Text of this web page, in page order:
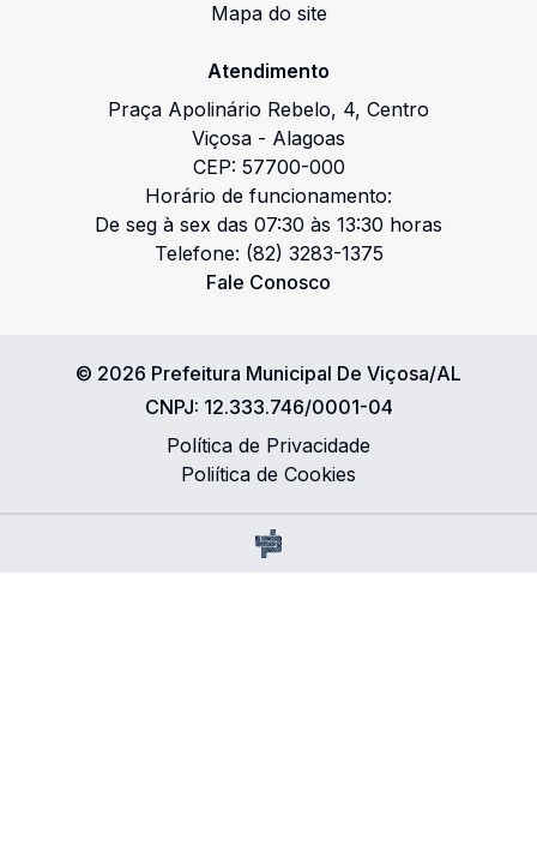
Mapa do site
Atendimento
Praça Apolinário Rebelo, 4, Centro
Viçosa - Alagoas
CEP: 57700-000
Horário de funcionamento:
De seg à sex das 07:30 às 13:30 horas
Telefone: (82) 3283-1375
Fale Conosco
© 2026 Prefeitura Municipal De Viçosa/AL
CNPJ: 12.333.746/0001-04
Política de Privacidade
Poliítica de Cookies